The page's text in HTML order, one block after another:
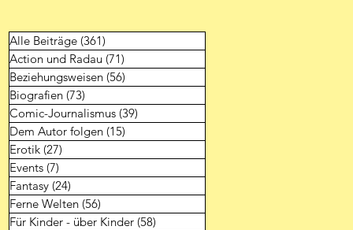
Alle Beiträge (361)
Action und Radau (71)
Beziehungsweisen (56)
Biografien (73)
Comic-Journalismus (39)
Dem Autor folgen (15)
Erotik (27)
Events (7)
Fantasy (24)
Ferne Welten (56)
Für Kinder - über Kinder (58)